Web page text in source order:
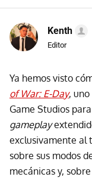
Kenth
Editor
Ya hemos visto
of War: E-Day,
Game Studios
gameplay
exclusivamente al
sobre sus modos
mecánicas y,